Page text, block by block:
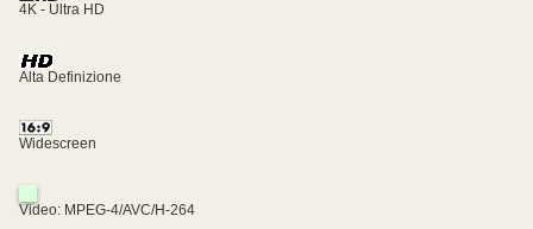
4K - Ultra HD
Alta Definizione
Widescreen
Video: MPEG-4/AVC/H-264